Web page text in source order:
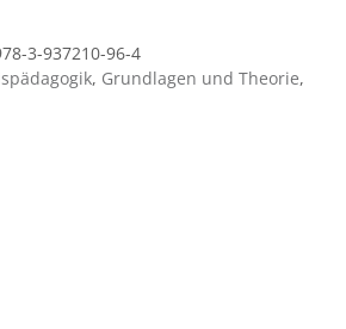
3-937210-96-4
, Grundlagen und Theorie,